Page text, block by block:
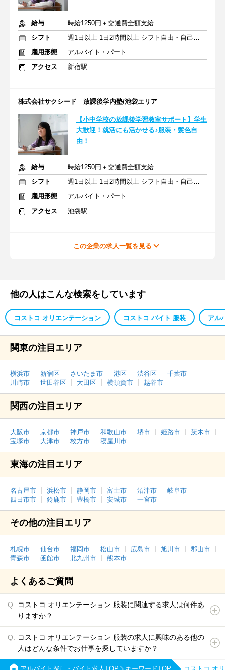
給与
時給1250円＋交通費全額支給
シフト
週1日以上 1日2時間以上 シフト自由・自己申告
雇用形態
アルバイト・パート
アクセス
新宿駅
株式会社サクシード 放課後学内塾/池袋エリア
【小中学校の放課後学習教室サポート】学生
大歓迎！就活にも活かせる♪服装・髪色自
由！
給与
時給1250円＋交通費全額支給
シフト
週1日以上 1日2時間以上 シフト自由・自己申告
雇用形態
アルバイト・パート
アクセス
池袋駅
この企業の求人一覧を見る
他の人はこんな検索をしています
コストコ オリエンテーション コストコ バイト 服装 アル
関東の注目エリア
横浜市 新宿区 さいたま市 港区 渋谷区
千葉市
川崎市
世田谷区 大田区 横須賀市 越谷市
関西の注目エリア
大阪市 京都市 神戸市 和歌山市 堺市 姫路市
茨木市
宝塚市
大津市 枚方市 寝屋川市
東海の注目エリア
名古屋市 浜松市 静岡市 富士市 沼津市
岐阜市
四日市市
鈴鹿市 豊橋市 安城市 一宮市
その他の注目エリア
札幌市 仙台市 福岡市 松山市 広島市 旭川市
郡山市
青森市
函館市 北九州市 熊本市
よくあるご質問
コストコ オリエンテーション 服装に関連する求人は何件あ
りますか？
コストコ オリエンテーション 服装の求人に興味のある他の
人はどんな条件でお仕事を探していますか？